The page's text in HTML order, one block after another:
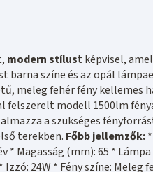
modern stílust képvisel,
színe és az opál
meleg fehér fény kellemes
felszerelt modell 1500lm
a szükséges
terekben. Főbb jellemzők:
* Magasság (mm): 65 *
24W * Fény színe: Meleg